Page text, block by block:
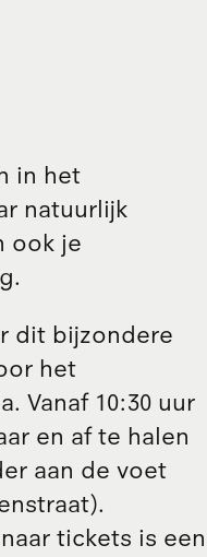
in het
natuurlijk
ook je
dit bijzondere
het
Vanaf 10:30 uur
en af te halen
aan de voet
tickets is een